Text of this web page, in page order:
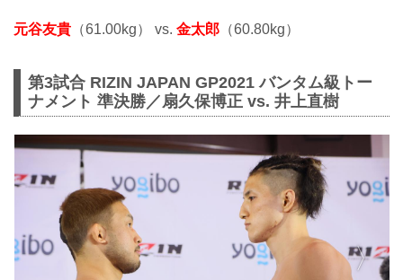
元谷友貴 （61.00kg） vs. 金太郎 （60.80kg）
第3試合 RIZIN JAPAN GP2021 バンタム級トー
ナメント 準決勝／扇久保博正 vs. 井上直樹